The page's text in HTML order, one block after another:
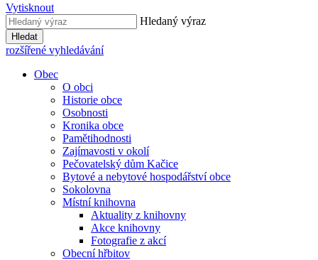
Vytisknout
Hledaný výraz
Hledat
rozšířené vyhledávání
Obec
O obci
Historie obce
Osobnosti
Kronika obce
Pamětihodnosti
Zajímavosti v okolí
Pečovatelský dům Kačice
Bytové a nebytové hospodářství obce
Sokolovna
Místní knihovna
Aktuality z knihovny
Akce knihovny
Fotografie z akcí
Obecní hřbitov